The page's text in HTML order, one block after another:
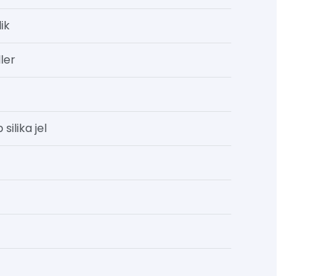
silika jel